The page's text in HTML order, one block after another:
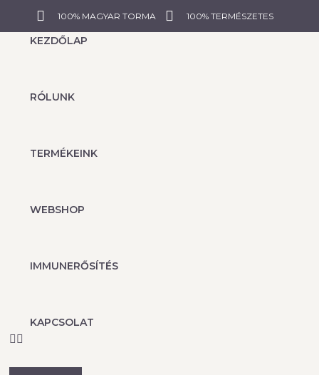
100% MAGYAR TORMA 100% TERMÉSZETES
KEZDŐLAP
RÓLUNK
TERMÉKEINK
WEBSHOP
IMMUNERŐSÍTÉS
KAPCSOLAT